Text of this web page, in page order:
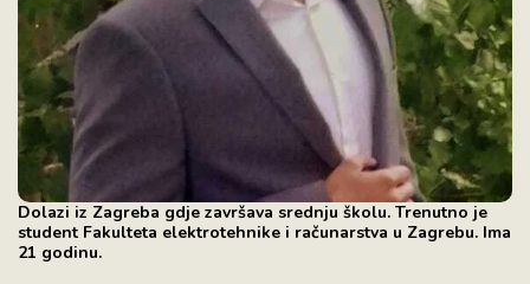
Dolazi iz Zagreba gdje završava srednju školu. Trenutno je
student Fakulteta elektrotehnike i računarstva u Zagrebu. Ima
21 godinu.